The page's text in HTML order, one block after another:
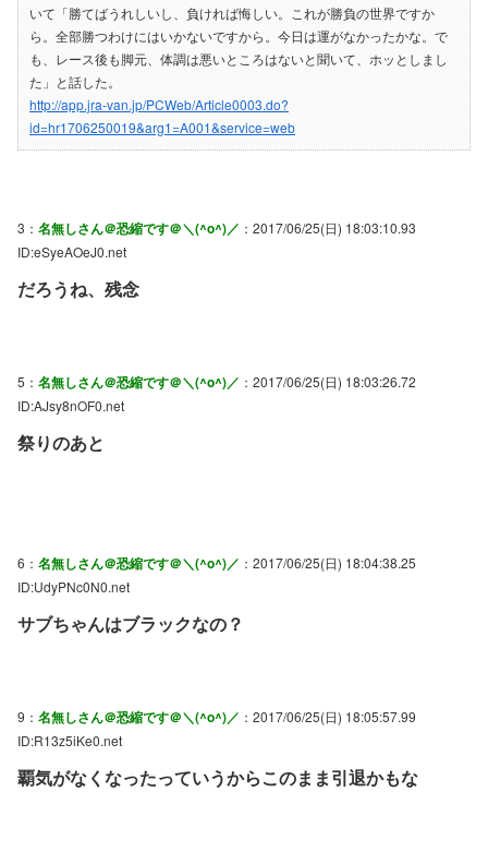
いて「勝てばうれしいし、負ければ悔しい。これが勝負の世界ですか
ら。全部勝つわけにはいかないですから。今日は運がなかったかな。で
も、レース後も脚元、体調は悪いところはないと聞いて、ホッとしまし
た」と話した。
http://app.jra-van.jp/PCWeb/Article0003.do?
id=hr1706250019&arg1=A001&service=web
3： 名無しさん＠恐縮です＠＼(^o^)／ ：2017/06/25(日) 18:03:10.93
ID:eSyeAOeJ0.net
だろうね、残念
5： 名無しさん＠恐縮です＠＼(^o^)／ ：2017/06/25(日) 18:03:26.72
ID:AJsy8nOF0.net
祭りのあと
6： 名無しさん＠恐縮です＠＼(^o^)／ ：2017/06/25(日) 18:04:38.25
ID:UdyPNc0N0.net
サブちゃんはブラックなの？
9： 名無しさん＠恐縮です＠＼(^o^)／ ：2017/06/25(日) 18:05:57.99
ID:R13z5iKe0.net
覇気がなくなったっていうからこのまま引退かもな